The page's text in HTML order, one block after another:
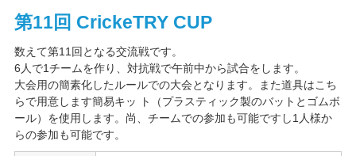
第11回 CrickeTRY CUP
数えて第11回となる交流戦です。
6人で1チームを作り、対抗戦で午前中から試合をします。
大会用の簡素化したルールでの大会となります。また道具はこち
らで用意します簡易キッ ト（プラスティック製のバットとゴムボ
ール）を使用します。尚、チームでの参加も可能ですし1人様か
らの参加も可能です。